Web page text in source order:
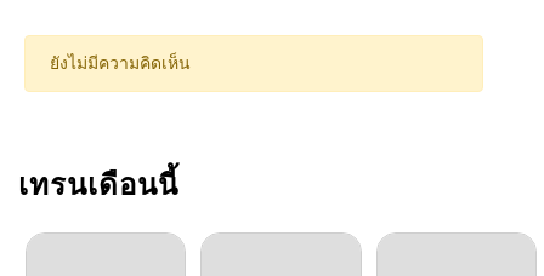
ยังไม่มีความคิดเห็น
เทรนเดือนนี้